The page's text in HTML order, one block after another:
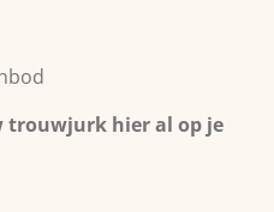
trouwjurk hier al op je